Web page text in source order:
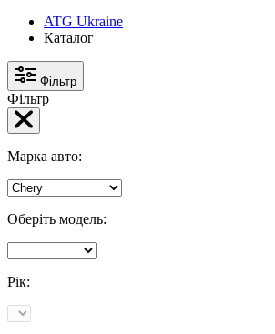
ATG Ukraine
Каталог
Фільтр
Фільтр
Марка авто:
Оберіть модель:
Рік: